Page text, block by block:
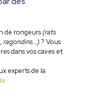
de rongeurs(rats
ragondins…)? Vous
dans vos caves et
experts de la